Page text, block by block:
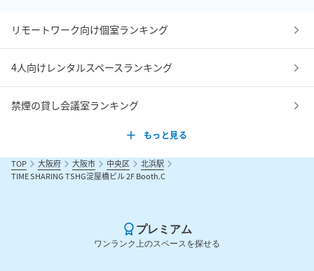
リモートワーク向け個室ランキング
4人向けレンタルスペースランキング
禁煙の貸し会議室ランキング
もっと見る
TOP 大阪府 大阪市 中央区
北浜駅
TIME SHARING TSHG淀屋橋ビル 2F Booth.C
プレミアム
ワンランク上のスペースを探せる